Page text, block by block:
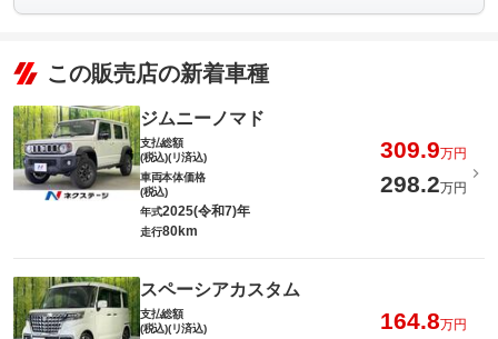
この販売店の新着車種
ジムニーノマド
支払総額
(税込)(リ済込)
309.9万円
車両本体価格
(税込)
298.2万円
年式2025(令和7)年
走行80km
スペーシアカスタム
支払総額
(税込)(リ済込)
164.8万円